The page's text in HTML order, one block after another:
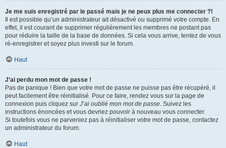
Je me suis enregistré par le passé mais je ne peux plus me connecter ?!
Il est possible qu’un administrateur ait désactivé ou supprimé votre compte. En
effet, il est courant de supprimer régulièrement les membres ne postant pas
pour réduire la taille de la base de données. Si cela vous arrive, tentez de vous
ré-enregistrer et soyez plus investi sur le forum.
Haut
J’ai perdu mon mot de passe !
Pas de panique ! Bien que votre mot de passe ne puisse pas être récupéré, il
peut facilement être réinitialisé. Pour ce faire, rendez vous sur la page de
connexion puis cliquez sur J’ai oublié mon mot de passe. Suivez les
instructions énoncées et vous devriez pouvoir à nouveau vous connecter.
Si toutefois vous ne parveniez pas à réinitialiser votre mot de passe, contactez
un administrateur du forum.
Haut